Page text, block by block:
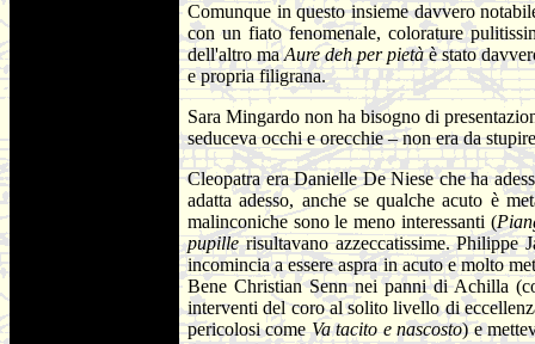
Comunque in questo insieme davvero
con un fiato fenomenale, colorature
dell'altro maAure deh per pietàè stato
e propria filigrana.
Sara Mingardo non ha bisogno di
seduceva occhi e orecchie – non era da
Cleopatra era Danielle De Niese che ha
adatta adesso, anche se qualche acuto è
malinconiche sono le meno interessanti (
pupillerisultavano azzeccatissime.
incomincia a essere aspra in acuto e molto
Bene Christian Senn nei panni di Achilla
interventi del coro al solito livello di
pericolosi comeVa tacito e nascosto) e